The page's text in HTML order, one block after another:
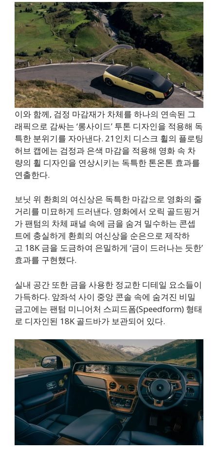
이와 함께, 검정 마감재가 차체를 하나의 연속된 그
래픽으로 감싸는 ‘롱사이드’ 투톤 디자인을 적용해 독
특한 분위기를 자아낸다. 21인치 디스크 휠의 플로팅
허브 캡에는 검정과 은색 마감을 적용해 영화 속 차
량의 휠 디자인을 연상시키는 독특한 톤온톤 효과를
연출한다.
보닛 위 환희의 여신상은 독특한 마감으로 영화의 줄
거리를 미묘하게 드러낸다. 영화에서 오릭 골드핑거
가 팬텀의 차체 패널 속에 금을 숨겨 밀수하는 콘셉
트에 충실하게 환희의 여신상을 순은으로 제작하
고 18K 금을 도금하여 은밀하게 ‘금이 드러나는 듯한’
효과를 구현했다.
실내 공간 또한 금을 사용한 정교한 디테일 요소들이
가득하다. 앞좌석 사이 중앙 콘솔 속에 숨겨진 비밀
금고에는 팬텀 미니어처 스피드폼(Speedform) 형태
로 디자인된 18K 골드바가 보관되어 있다.